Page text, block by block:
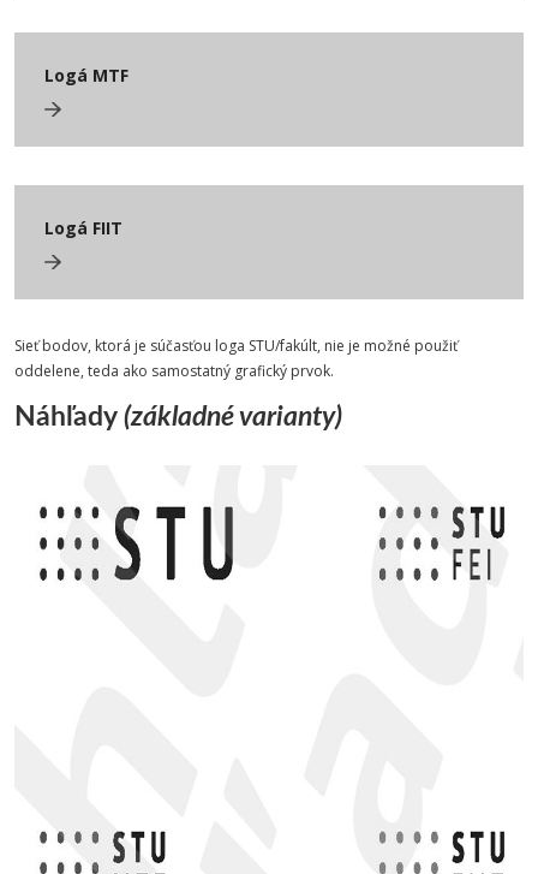
Logá MTF
Logá FIIT
Sieť bodov, ktorá je súčasťou loga STU/fakúlt, nie je možné použiť
oddelene, teda ako samostatný grafický prvok.
Náhľady(základné varianty)